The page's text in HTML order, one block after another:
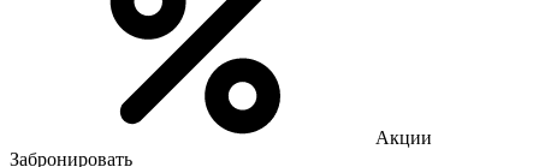
Акции
Забронировать